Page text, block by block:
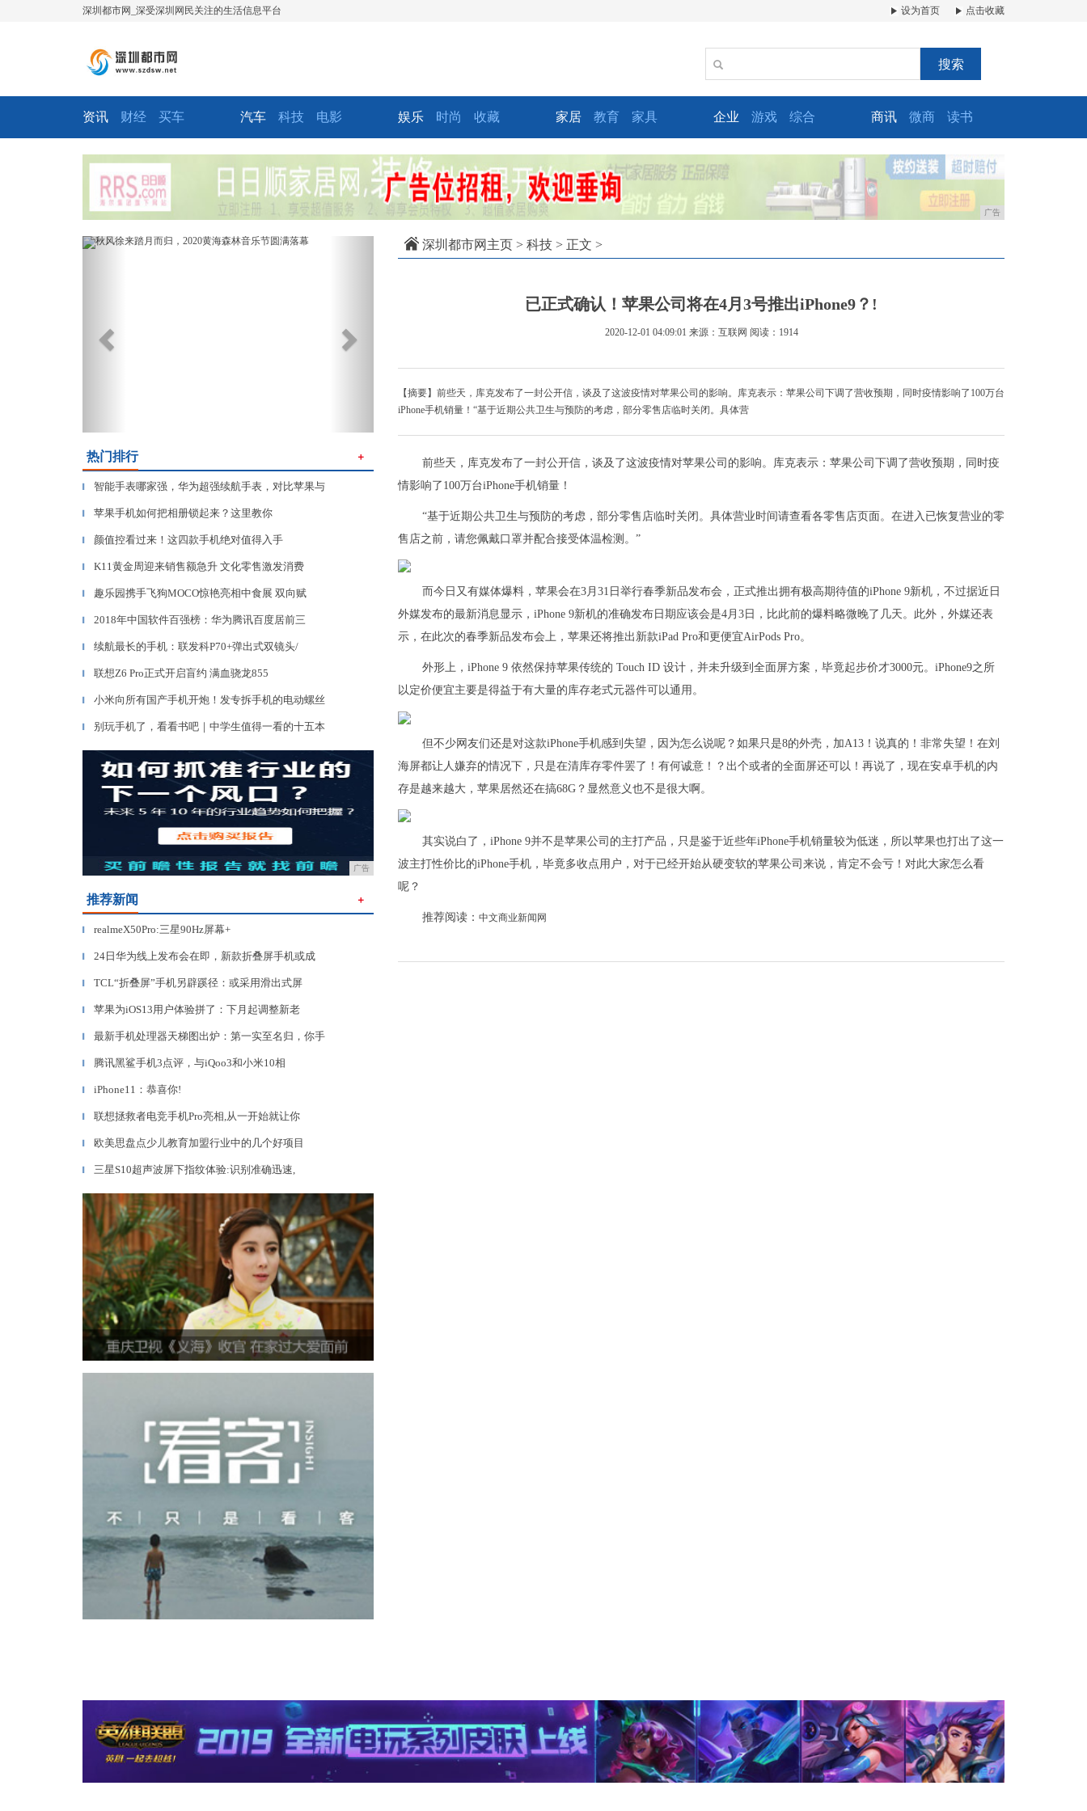
深圳都市网_深受深圳网民关注的生活信息平台 设为首页 点击收藏
搜索
资讯 财经 买车 汽车 科技 电影 娱乐 时尚 收藏 家居 教育 家具 企业 游戏 综合 商讯 微商 读书
广告
Previous
热门排行 ＋
▎ 智能手表哪家强，华为超强续航手表，对比苹果与
▎ 苹果手机如何把相册锁起来？这里教你
▎ 颜值控看过来！这四款手机绝对值得入手
▎ K11黄金周迎来销售额急升 文化零售激发消费
▎ 趣乐园携手飞狗MOCO惊艳亮相中食展 双向赋
▎ 2018年中国软件百强榜：华为腾讯百度居前三
▎ 续航最长的手机：联发科P70+弹出式双镜头/
▎ 联想Z6 Pro正式开启盲约 满血骁龙855
▎ 小米向所有国产手机开炮！发专拆手机的电动螺丝
▎ 别玩手机了，看看书吧｜中学生值得一看的十五本
广告
推荐新闻 ＋
▎ realmeX50Pro:三星90Hz屏幕+
▎ 24日华为线上发布会在即，新款折叠屏手机或成
▎ TCL“折叠屏”手机另辟蹊径：或采用滑出式屏
▎ 苹果为iOS13用户体验拼了：下月起调整新老
▎ 最新手机处理器天梯图出炉：第一实至名归，你手
▎ 腾讯黑鲨手机3点评，与iQoo3和小米10相
▎ iPhone11：恭喜你!
▎ 联想拯救者电竞手机Pro亮相,从一开始就让你
▎ 欧美思盘点少儿教育加盟行业中的几个好项目
▎ 三星S10超声波屏下指纹体验:识别准确迅速,
深圳都市网主页 > 科技 > 正文 >
已正式确认！苹果公司将在4月3号推出iPhone9？!
2020-12-01 04:09:01 来源：互联网 阅读：1914
【摘要】前些天，库克发布了一封公开信，谈及了这波疫情对苹果公司的影响。库克表示：苹果公司下调了营收预期，同时疫情影响了100万台
iPhone手机销量！“基于近期公共卫生与预防的考虑，部分零售店临时关闭。具体营
前些天，库克发布了一封公开信，谈及了这波疫情对苹果公司的影响。库克表示：苹果公司下调了营收预期，同时疫
情影响了100万台iPhone手机销量！
“基于近期公共卫生与预防的考虑，部分零售店临时关闭。具体营业时间请查看各零售店页面。在进入已恢复营业的零
售店之前，请您佩戴口罩并配合接受体温检测。”
而今日又有媒体爆料，苹果会在3月31日举行春季新品发布会，正式推出拥有极高期待值的iPhone 9新机，不过据近日
外媒发布的最新消息显示，iPhone 9新机的准确发布日期应该会是4月3日，比此前的爆料略微晚了几天。此外，外媒还表
示，在此次的春季新品发布会上，苹果还将推出新款iPad Pro和更便宜AirPods Pro。
外形上，iPhone 9 依然保持苹果传统的 Touch ID 设计，并未升级到全面屏方案，毕竟起步价才3000元。iPhone9之所
以定价便宜主要是得益于有大量的库存老式元器件可以通用。
但不少网友们还是对这款iPhone手机感到失望，因为怎么说呢？如果只是8的外壳，加A13！说真的！非常失望！在刘
海屏都让人嫌弃的情况下，只是在清库存零件罢了！有何诚意！？出个或者的全面屏还可以！再说了，现在安卓手机的内
存是越来越大，苹果居然还在搞68G？显然意义也不是很大啊。
其实说白了，iPhone 9并不是苹果公司的主打产品，只是鉴于近些年iPhone手机销量较为低迷，所以苹果也打出了这一
波主打性价比的iPhone手机，毕竟多收点用户，对于已经开始从硬变软的苹果公司来说，肯定不会亏！对此大家怎么看
呢？
推荐阅读： 中文商业新闻网